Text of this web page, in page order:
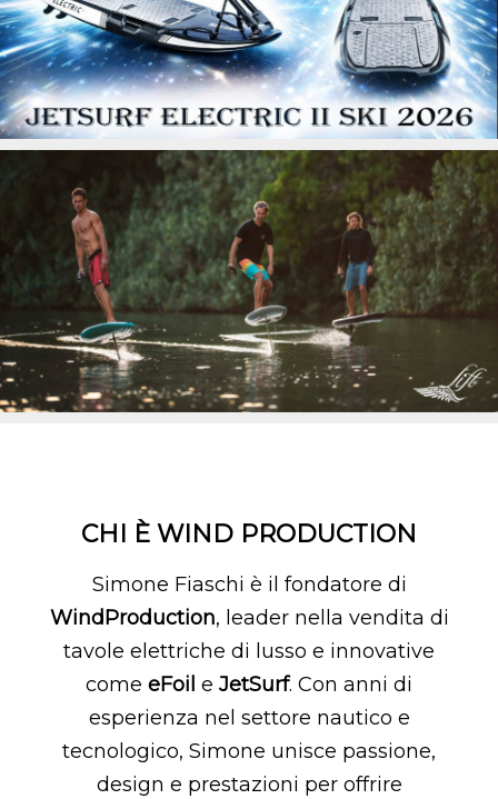
CHI È WIND PRODUCTION
Simone Fiaschi è il fondatore di
WindProduction, leader nella vendita di
tavole elettriche di lusso e innovative
come eFoil e JetSurf. Con anni di
esperienza nel settore nautico e
tecnologico, Simone unisce passione,
design e prestazioni per offrire